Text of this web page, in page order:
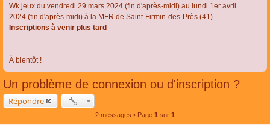
Wk jeux du vendredi 29 mars 2024 (fin d'après-midi) au lundi 1er avril
2024 (fin d'après-midi) à la MFR de Saint-Firmin-des-Près (41)
Inscriptions à venir plus tard
À bientôt !
Un problème de connexion ou d'inscription ?
Répondre
2 messages • Page 1 sur 1